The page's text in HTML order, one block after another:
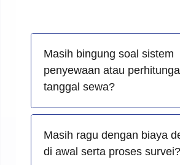
Masih bingung soal sistem
penyewaan atau
tanggal sewa?
Masih ragu dengan biaya
di awal serta proses survei?